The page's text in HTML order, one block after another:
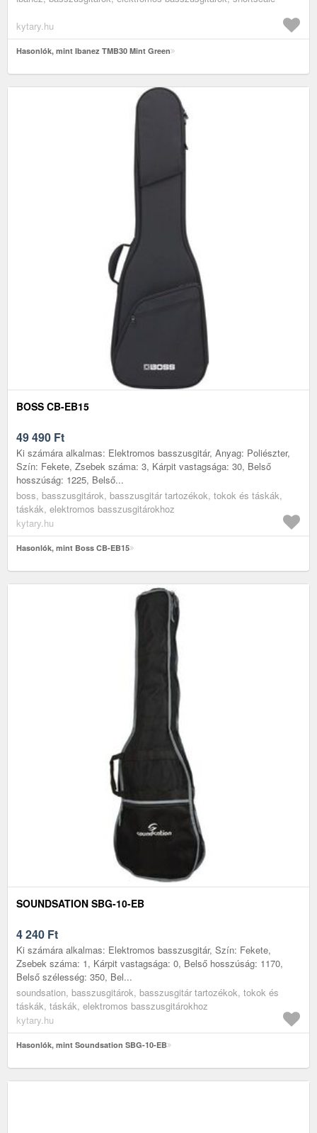
kytary.hu
Hasonlók, mint Ibanez TMB30 Mint Green
BOSS CB-EB15
49 490 Ft
Ki számára alkalmas: Elektromos basszusgitár, Anyag: Poliészter,
Szín: Fekete, Zsebek száma: 3, Kárpit vastagsága: 30, Belső
hosszúság: 1225, Belső...
boss, basszusgitárok, basszusgitár tartozékok, tokok és táskák,
táskák, elektromos basszusgitárokhoz
kytary.hu
Hasonlók, mint Boss CB-EB15
SOUNDSATION SBG-10-EB
4 240 Ft
Ki számára alkalmas: Elektromos basszusgitár, Szín: Fekete,
Zsebek száma: 1, Kárpit vastagsága: 0, Belső hosszúság: 1170,
Belső szélesség: 350, Bel...
soundsation, basszusgitárok, basszusgitár tartozékok, tokok és
táskák, táskák, elektromos basszusgitárokhoz
kytary.hu
Hasonlók, mint Soundsation SBG-10-EB